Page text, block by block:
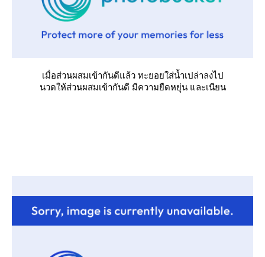
เมื่อส่วนผสมเข้ากันดีแล้ว ทะยอยใส่น้ำเปล่าลงไป
นวดให้ส่วนผสมเข้ากันดี มีความยืดหยุ่น และเนียน